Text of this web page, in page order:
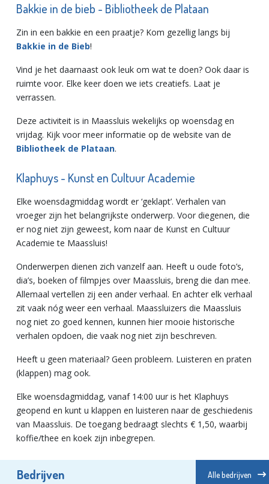
Bakkie in de bieb - Bibliotheek de Plataan
Zin in een bakkie en een praatje? Kom gezellig langs bij
Bakkie in de Bieb!
Vind je het daarnaast ook leuk om wat te doen? Ook daar is
ruimte voor. Elke keer doen we iets creatiefs. Laat je
verrassen.
Deze activiteit is in Maassluis wekelijks op woensdag en
vrijdag. Kijk voor meer informatie op de website van de
Bibliotheek de Plataan.
Klaphuys - Kunst en Cultuur Academie
Elke woensdagmiddag wordt er ‘geklapt’. Verhalen van
vroeger zijn het belangrijkste onderwerp. Voor diegenen, die
er nog niet zijn geweest, kom naar de Kunst en Cultuur
Academie te Maassluis!
Onderwerpen dienen zich vanzelf aan. Heeft u oude foto’s,
dia’s, boeken of filmpjes over Maassluis, breng die dan mee.
Allemaal vertellen zij een ander verhaal. En achter elk verhaal
zit vaak nóg weer een verhaal. Maassluizers die Maassluis
nog niet zo goed kennen, kunnen hier mooie historische
verhalen opdoen, die vaak nog niet zijn beschreven.
Heeft u geen materiaal? Geen probleem. Luisteren en praten
(klappen) mag ook.
Elke woensdagmiddag, vanaf 14:00 uur is het Klaphuys
geopend en kunt u klappen en luisteren naar de geschiedenis
van Maassluis. De toegang bedraagt slechts € 1,50, waarbij
koffie/thee en koek zijn inbegrepen.
Bedrijven Alle bedrijven